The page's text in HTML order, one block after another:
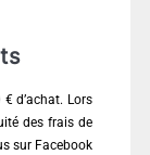
d’achat. Lors
des frais de
sur Facebook